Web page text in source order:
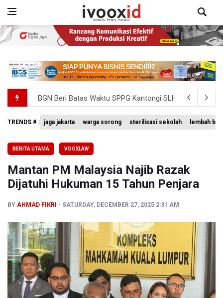
BGN Beri Batas Waktu SPPG Kantongi SLHS Paling
Febrie Adriansyah Dicecar Puluhan Pertanyaan Saat
Anggota DPR Desak Polisi Usut Tuntas Temuan
Amnesty International Kecam Penangkapan Dua
TRENDS # : jaga jakarta warga sorong sterilisasi sekolah lembah
BERITA UTAMA VOOXLAW
Mantan PM Malaysia Najib Razak
Dijatuhi Hukuman 15 Tahun Penjara
BY AHMAD FIKRI SATURDAY, DECEMBER 27, 2025 2:31 AM